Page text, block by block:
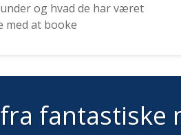
og hvad de har været
med at booke
fra fantastiske